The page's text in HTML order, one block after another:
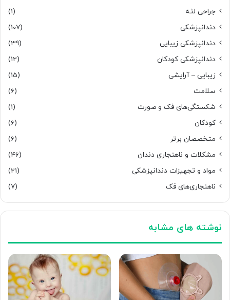
جراحی لثه
(1)
دندانپزشکی
(107)
دندانپزشکی زیبایی
(39)
دندانپزشکی کودکان
(12)
زیبایی – آرایشی
(15)
سلامت
(6)
شکستگی‌های فک و صورت
(1)
کودکان
(6)
متخصصان برتر
(6)
مشکلات و ناهنجاری دندان
(46)
مواد و تجهیزات دندانپزشکی
(21)
ناهنجاری‌های فک
(7)
نوشته های مشابه